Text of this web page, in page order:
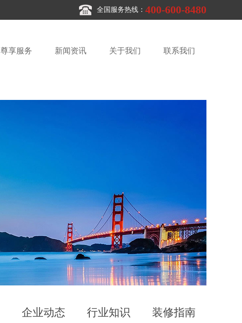
全国服务热线： 400-600-8480
尊享服务 新闻资讯 关于我们 联系我们
企业动态 行业知识 装修指南